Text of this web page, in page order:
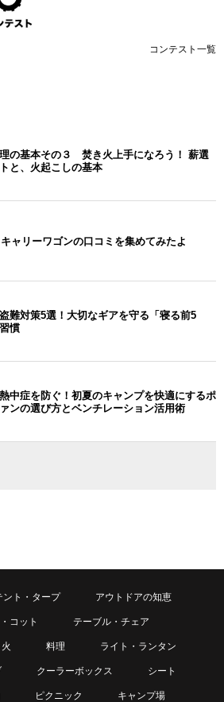
コンテスト一覧
の基本その３ 焚き火上手になろう！ 薪選
と、火起こしの基本
ャリーワゴンの口コミを集めてみたよ
難対策5選！大切なギアを守る「寝る前5
慣
中症を防ぐ！初夏のキャンプを快適にするポ
ンの選び方とベンチレーション活用術
ント・タープ アウトドアの知恵
コット テーブル・チェア
料理 ライト・ランタン
クーラーボックス シート
ピクニック キャンプ場